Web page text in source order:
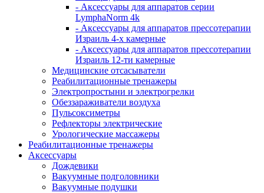
- Аксессуары для аппаратов серии
LymphaNorm 4k
- Аксессуары для аппаратов прессотерапии
Израиль 4-х камерные
- Аксессуары для аппаратов прессотерапии
Израиль 12-ти камерные
Медицинские отсасыватели
Реабилитационные тренажеры
Электропростыни и электрогрелки
Обеззараживатели воздуха
Пульсоксиметры
Рефлекторы электрические
Урологические массажеры
Реабилитационные тренажеры
Аксессуары
Дождевики
Вакуумные подголовники
Вакуумные подушки